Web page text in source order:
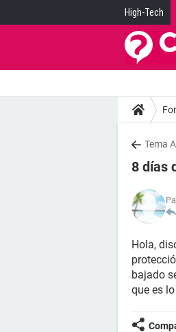
High-Tech
Tema
8 días
Hola,
bajado
que es